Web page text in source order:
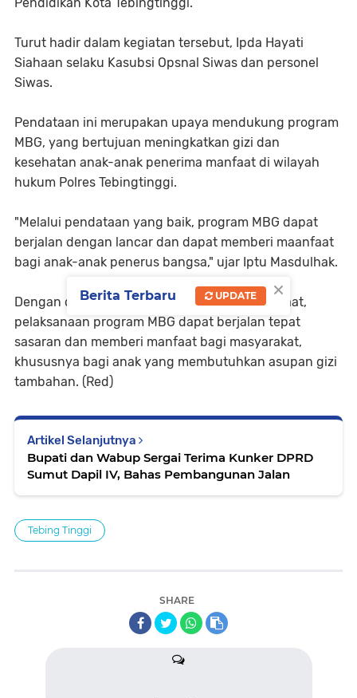
Turut hadir dalam kegiatan tersebut, Ipda Hayati
Siahaan selaku Kasubsi Opsnal Siwas dan personel
Siwas.
Pendataan ini merupakan upaya mendukung program
MBG, yang bertujuan meningkatkan gizi dan
kesehatan anak-anak penerima manfaat di wilayah
hukum Polres Tebingtinggi.
"Melalui pendataan yang baik, program MBG dapat
berjalan dengan lancar dan dapat memberi maanfaat
bagi anak-anak penerus bangsa," ujar Iptu Masdulhak.
Dengan dilakukan pendataan penerima manfaat,
pelaksanaan program MBG dapat berjalan tepat
sasaran dan memberi manfaat bagi masyarakat,
khususnya bagi anak yang membutuhkan asupan gizi
tambahan. (Red)
Artikel Selanjutnya
Bupati dan Wabup Sergai Terima Kunker DPRD
Sumut Dapil IV, Bahas Pembangunan Jalan
Tebing Tinggi
SHARE
×
Berita Terbaru UPDATE